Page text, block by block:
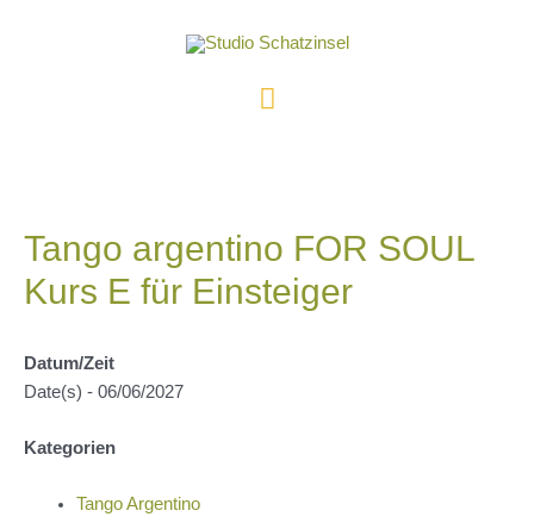
Hauptmenü
Tango argentino FOR SOUL
Kurs E für Einsteiger
Datum/Zeit
Date(s) - 06/06/2027
Kategorien
Tango Argentino